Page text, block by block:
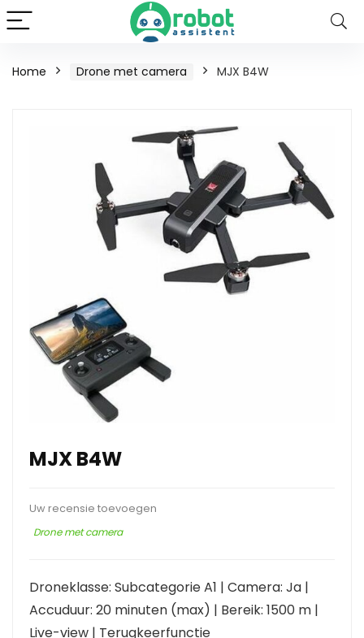
Home Drone met camera MJX B4W
MJX B4W
Uw recensie toevoegen
Drone met camera
Droneklasse: Subcategorie A1 | Camera: Ja |
Accuduur: 20 minuten (max) | Bereik: 1500 m |
Live-view | Terugkeerfunctie